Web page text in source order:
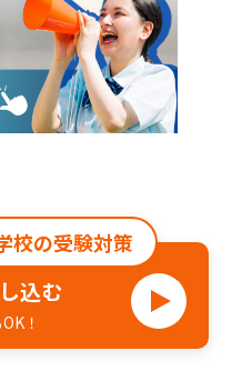
校の受験対策
込む
！